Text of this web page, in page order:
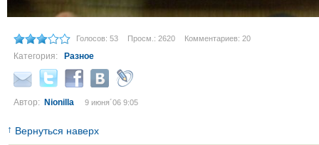
Голосов: 53 Просм.: 2620 Комментариев: 20
Категория: Разное
Автор: Nionilla 9 июня´06 9:05
↑ Вернуться наверх